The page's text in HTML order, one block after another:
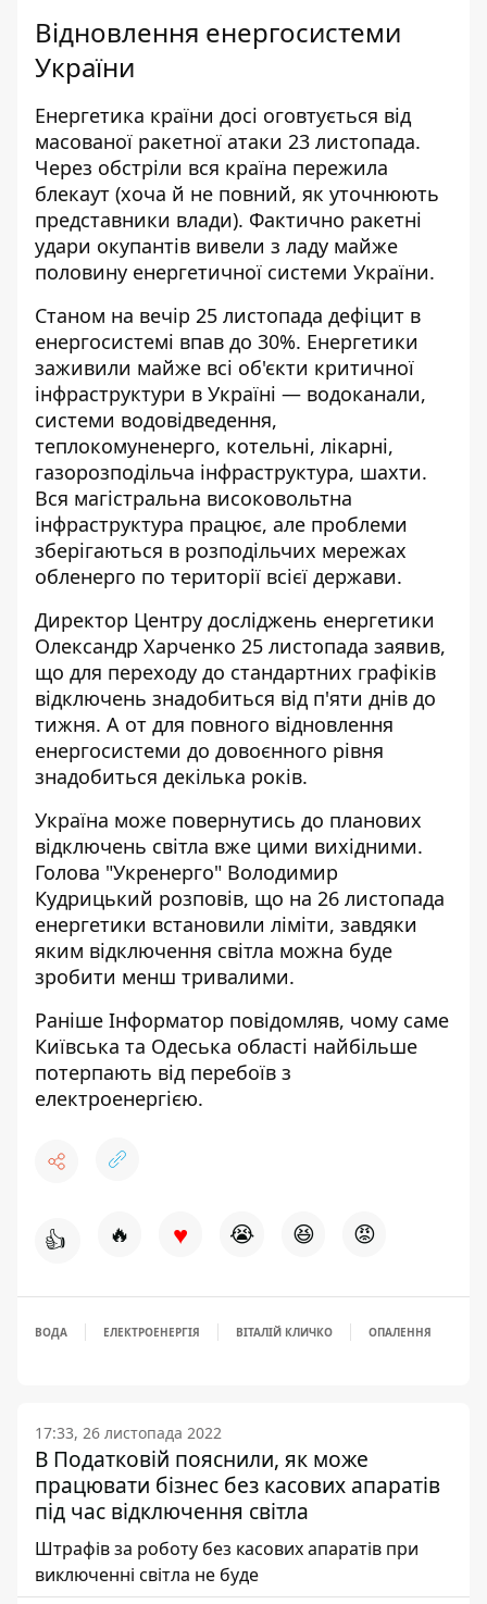
Відновлення енергосистеми
України
Енергетика країни досі оговтується від
масованої ракетної атаки 23 листопада.
Через обстріли вся країна пережила
блекаут (хоча й не повний, як уточнюють
представники влади). Фактично ракетні
удари окупантів вивели з ладу майже
половину енергетичної системи України.
Станом на вечір 25 листопада дефіцит в
енергосистемі впав до 30%. Енергетики
заживили майже всі об'єкти критичної
інфраструктури в Україні — водоканали,
системи водовідведення,
теплокомуненерго, котельні, лікарні,
газорозподільча інфраструктура, шахти.
Вся магістральна високовольтна
інфраструктура працює, але проблеми
зберігаються в розподільчих мережах
обленерго по території всієї держави.
Директор Центру досліджень енергетики
Олександр Харченко 25 листопада заявив,
що для переходу до стандартних графіків
відключень знадобиться від п'яти днів до
тижня. А от для повного відновлення
енергосистеми до довоєнного рівня
знадобиться декілька років.
Україна може повернутись до планових
відключень світла вже цими вихідними.
Голова "Укренерго" Володимир
Кудрицький розповів, що на 26 листопада
енергетики встановили ліміти, завдяки
яким відключення світла можна буде
зробити менш тривалими.
Раніше Інформатор повідомляв, чому саме
Київська та Одеська області найбільше
потерпають від перебоїв з
електроенергією.
👍 🔥 ♥ 😭 😆 😡
ВОДА ЕЛЕКТРОЕНЕРГІЯ ВІТАЛІЙ КЛИЧКО ОПАЛЕННЯ
17:33, 26 листопада 2022
В Податковій пояснили, як може
працювати бізнес без касових апаратів
під час відключення світла
Штрафів за роботу без касових апаратів при
виключенні світла не буде